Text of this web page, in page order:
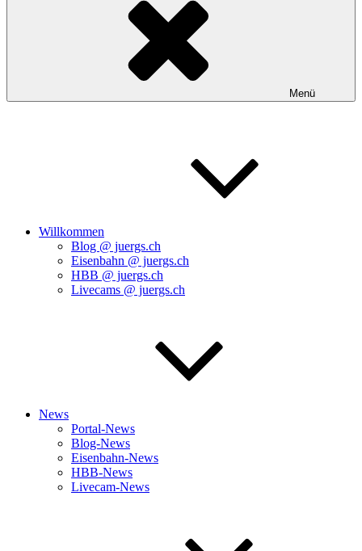
Menü
Willkommen
Blog @ juergs.ch
Eisenbahn @ juergs.ch
HBB @ juergs.ch
Livecams @ juergs.ch
News
Portal-News
Blog-News
Eisenbahn-News
HBB-News
Livecam-News